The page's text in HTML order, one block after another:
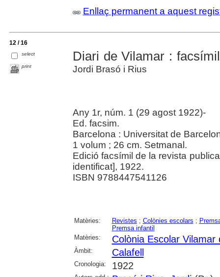
Enllaç permanent a aquest
12 / 16
select
print
Diari de Vilamar :
Jordi Brasó i Rius
Any 1r, núm. 1 (29 agost 1922)-
Ed. facsim.
Barcelona : Universitat de
1 volum ; 26 cm. Setmanal.
Edició facsímil de la revista
identificat], 1922.
ISBN 9788447541126
Matèries: Revistes ; Colònies escolars ;
Premsa infantil
Matèries:
Colònia Escolar Vilamar
Àmbit: Calafell
Cronologia: 1922